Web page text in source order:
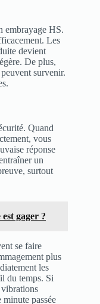
embrayage HS.
Les
devient
De plus,
survenir.
Quand
vous
réponse
un
surtout
gager ?
se faire
plus
les
du temps. Si
minute passée